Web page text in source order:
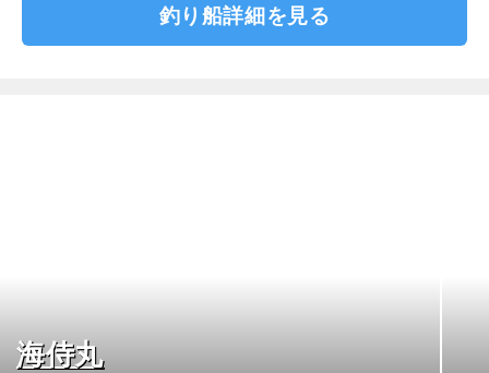
釣り船詳細を見る
海侍丸